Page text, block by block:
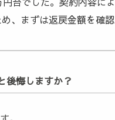
、まずは返戻金額を確認
後悔しますか？